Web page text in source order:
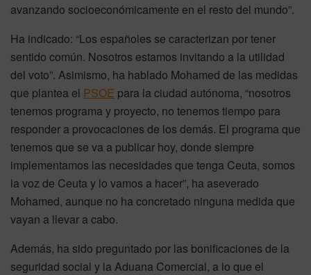
avanzando socioeconómicamente en el resto del mundo”.
Ha indicado: “Los españoles se caracterizan por tener
sentido común. Nosotros estamos invitando a la utilidad
del voto”. Asimismo, ha hablado Mohamed de las medidas
que plantea el PSOE para la ciudad autónoma, “nosotros
tenemos programa y proyecto, no tenemos tiempo para
responder a provocaciones de los demás. El programa que
tenemos que se va a publicar hoy, donde siempre
implementamos las necesidades que tenga Ceuta, somos
la voz de Ceuta y lo vamos a hacer”, ha aseverado
Mohamed, aunque no ha concretado ninguna medida que
vayan a llevar a cabo.
Además, ha sido preguntado por las bonificaciones de la
seguridad social y la Aduana Comercial, a lo que el